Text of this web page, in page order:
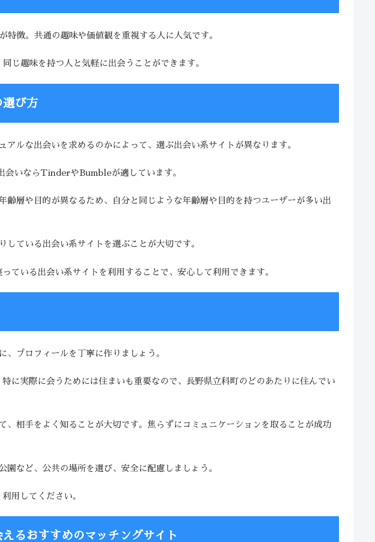
徴。共通の趣味や価値観を重視する人に人気です。
じ趣味を持つ人と気軽に出会うことができます。
選び方
ルな出会いを求めるのかによって、選ぶ出会い系サイトが異なります。
会いならTinderやBumbleが適しています。
層や目的が異なるため、自分と同じような年齢層や目的を持つユーザーが多い出
ている出会い系サイトを選ぶことが大切です。
ている出会い系サイトを利用することで、安心して利用できます。
、プロフィールを丁寧に作りましょう。
に実際に会うためには住まいも重要なので、長野県立科町のどのあたりに住んでい
、相手をよく知ることが大切です。焦らずにコミュニケーションを取ることが成功
など、公共の場所を選び、安全に配慮しましょう。
用してください。
るおすすめのマッチングサイト